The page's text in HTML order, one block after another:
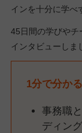
インを十分に学べ
45日間の学びやチ
インタビューしま
1分で分か
事務職
ディン